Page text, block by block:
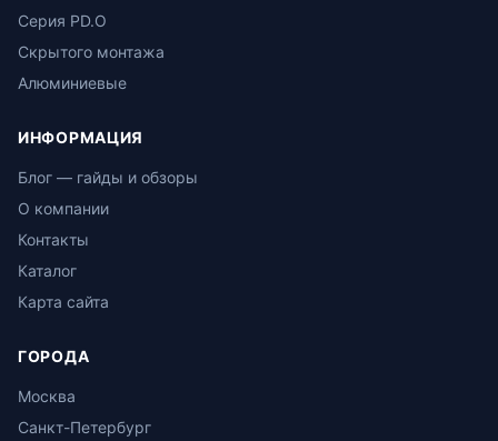
Серия PD.O
Скрытого монтажа
Алюминиевые
ИНФОРМАЦИЯ
Блог — гайды и обзоры
О компании
Контакты
Каталог
Карта сайта
ГОРОДА
Москва
Санкт-Петербург